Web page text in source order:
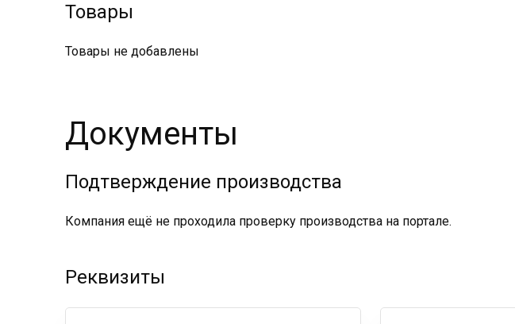
Товары
Товары не добавлены
Документы
Подтверждение производства
Компания ещё не проходила проверку производства на портале.
Реквизиты